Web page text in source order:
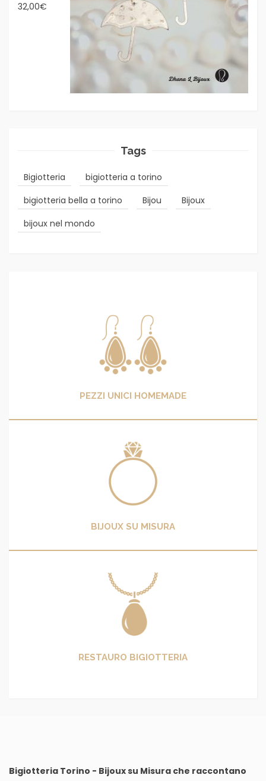
32,00€
Tags
Bigiotteria
bigiotteria a torino
bigiotteria bella a torino
Bijou
Bijoux
bijoux nel mondo
PEZZI UNICI HOMEMADE
BIJOUX SU MISURA
RESTAURO BIGIOTTERIA
Bigiotteria Torino - Bijoux su Misura che raccontano